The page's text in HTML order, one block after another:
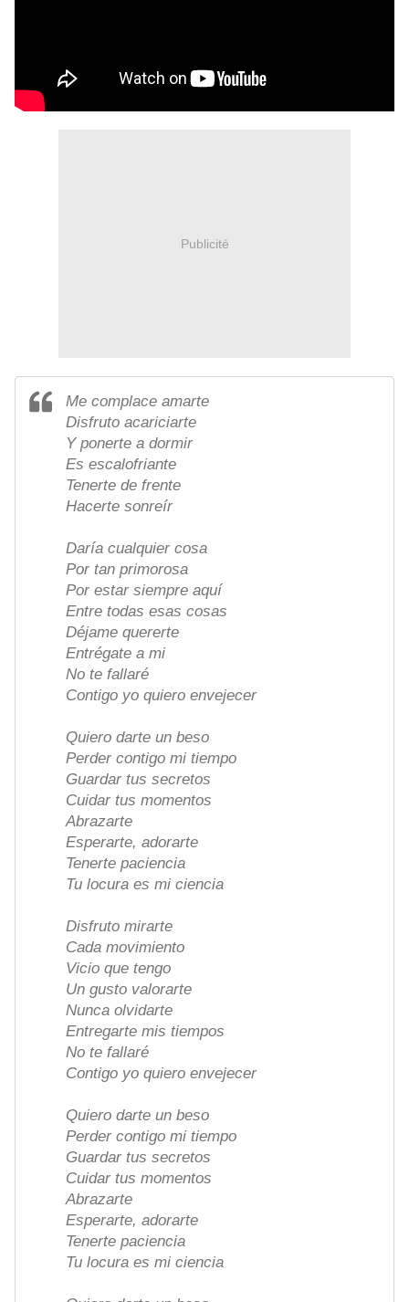
Publicité
Me complace amarte
Disfruto acariciarte
Y ponerte a dormir
Es escalofriante
Tenerte de frente
Hacerte sonreír
Daría cualquier cosa
Por tan primorosa
Por estar siempre aquí
Entre todas esas cosas
Déjame quererte
Entrégate a mi
No te fallaré
Contigo yo quiero envejecer
Quiero darte un beso
Perder contigo mi tiempo
Guardar tus secretos
Cuidar tus momentos
Abrazarte
Esperarte, adorarte
Tenerte paciencia
Tu locura es mi ciencia
Disfruto mirarte
Cada movimiento
Vicio que tengo
Un gusto valorarte
Nunca olvidarte
Entregarte mis tiempos
No te fallaré
Contigo yo quiero envejecer
Quiero darte un beso
Perder contigo mi tiempo
Guardar tus secretos
Cuidar tus momentos
Abrazarte
Esperarte, adorarte
Tenerte paciencia
Tu locura es mi ciencia